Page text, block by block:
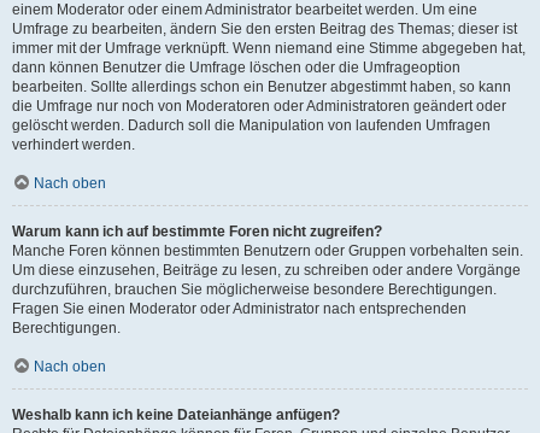
einem Moderator oder einem Administrator bearbeitet werden. Um eine
Umfrage zu bearbeiten, ändern Sie den ersten Beitrag des Themas; dieser ist
immer mit der Umfrage verknüpft. Wenn niemand eine Stimme abgegeben hat,
dann können Benutzer die Umfrage löschen oder die Umfrageoption
bearbeiten. Sollte allerdings schon ein Benutzer abgestimmt haben, so kann
die Umfrage nur noch von Moderatoren oder Administratoren geändert oder
gelöscht werden. Dadurch soll die Manipulation von laufenden Umfragen
verhindert werden.
Nach oben
Warum kann ich auf bestimmte Foren nicht zugreifen?
Manche Foren können bestimmten Benutzern oder Gruppen vorbehalten sein.
Um diese einzusehen, Beiträge zu lesen, zu schreiben oder andere Vorgänge
durchzuführen, brauchen Sie möglicherweise besondere Berechtigungen.
Fragen Sie einen Moderator oder Administrator nach entsprechenden
Berechtigungen.
Nach oben
Weshalb kann ich keine Dateianhänge anfügen?